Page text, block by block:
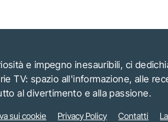
e impegno inesauribili, ci
TV: spazio all'informazione, alle
al divertimento e alla passione.
sui cookie Privacy Policy Contatti